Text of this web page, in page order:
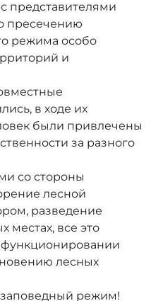
представителями
пресечению
режима особо
и
в ходе их
были привлечены
за разного
со стороны
лесной
разведение
местах, все это
лесных
режим!